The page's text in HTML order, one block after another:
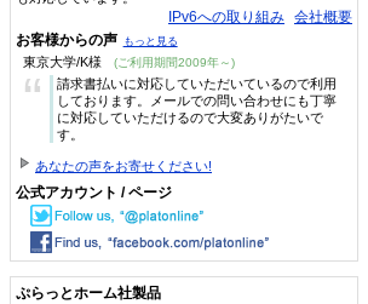
IPv6への取り組み 会社概要
お客様からの声 もっと見る
東京大学/K様 (ご利用期間2009年～)
“
請求書払いに対応していただいているので利用
しております。メールでの問い合わせにも丁寧
に対応していただけるので大変ありがたいで
す。
あなたの声をお寄せください!
公式アカウント / ページ
ぷらっとホーム社製品